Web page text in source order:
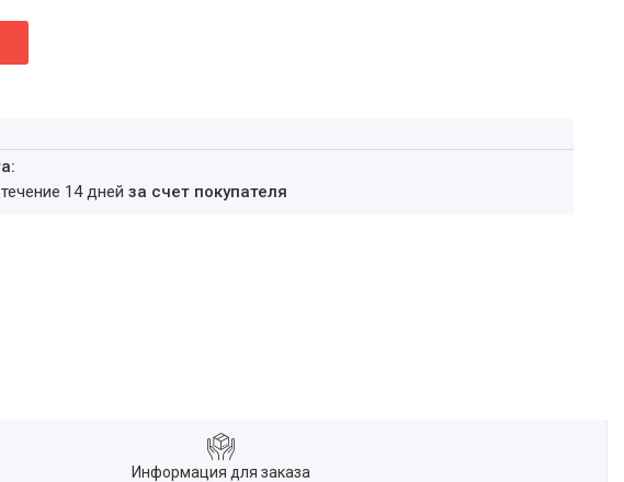
течение 14 днейза счет покупателя
Информация для заказа